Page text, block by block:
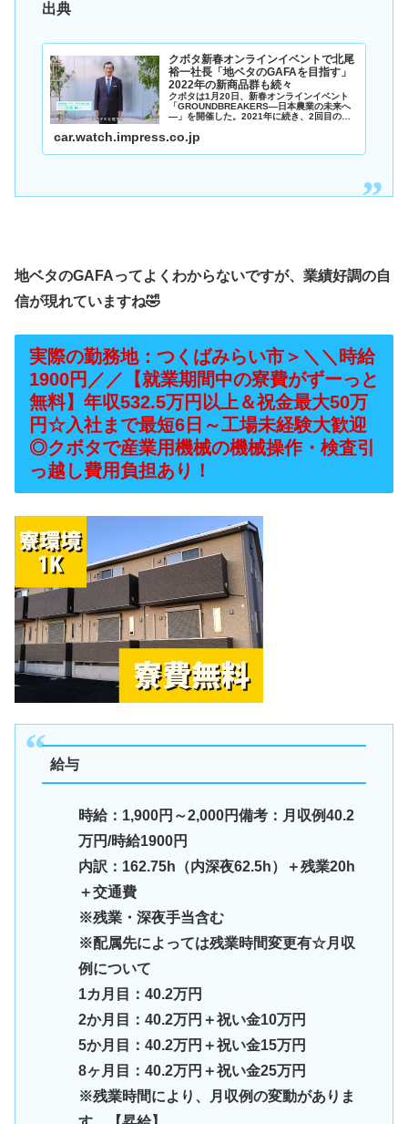
出典
クボタ新春オンラインイベントで北尾
裕一社長「地ベタのGAFAを目指す」
2022年の新商品群も続々
クボタは1月20日、新春オンラインイベント
「GROUNDBREAKERS―日本農業の未来へ
―」を開催した。2021年に続き、2回目の開
car.watch.impress.co.jp
地ベタのGAFAってよくわからないですが、業績好調の自
信が現れていますね🤣
実際の勤務地：つくばみらい市＞＼＼時給
1900円／／【就業期間中の寮費がずーっと
無料】年収532.5万円以上＆祝金最大50万
円☆入社まで最短6日～工場未経験大歓迎
◎クボタで産業用機械の機械操作・検査引
っ越し費用負担あり！
給与
時給： 1,900円～2,000円備考：月収例40.2
万円/時給1900円
内訳：162.75h（内深夜62.5h）＋残業20h
＋交通費
※残業・深夜手当含む
※配属先によっては残業時間変更有☆月収
例について
1カ月目：40.2万円
2か月目：40.2万円＋祝い金10万円
5か月目：40.2万円＋祝い金15万円
8ヶ月目：40.2万円＋祝い金25万円
※残業時間により、月収例の変動がありま